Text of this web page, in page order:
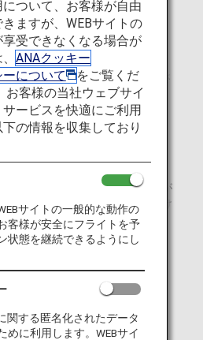
過手荷物につい
金は、マイルでお支払いくださ
率的に増やしていただけます。
ご本人様、および会員ご本人様が
た方のみ、特典をご利用いただけ
たANA運航便を利用する旅程。
乗り継ぎ便がANA運航便であり、
ただいた場合のみ可能です。
ついて、お客様が自由
ますが、WEBサイトの
受できなくなる場合が
ANAクッキー
ーについて
をご覧くだ
お客様の当社ウェブサイ
サービスを快適にご利用
の情報を収集しており
サイトの一般的な動作の
客様が安全にフライトを予
状態を継続できるようにし
関する匿名化されたデータ
めに利用します。WEBサイ